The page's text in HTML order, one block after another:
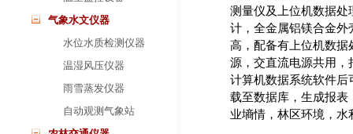
气象水文仪器
水位水质检测仪器
温湿风压仪器
雨雪蒸发仪器
自动观测气象站
测量仪及上位机数据处
计，全金属铝镁合金外
高，配备有上位机数据
源，交直流电源共用，
计算机数据系统软件后
载至数据库，生成报表
业墒情，林区环境，水